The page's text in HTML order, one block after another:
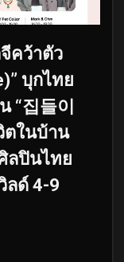
คว้าตัว
บุกไทย
“집들이
ตในบ้าน
ลปินไทย
ลด์ 4-9